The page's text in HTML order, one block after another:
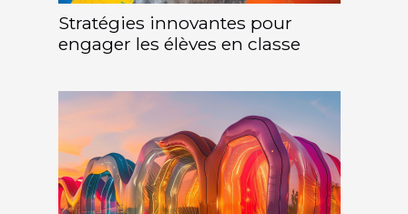
Stratégies innovantes pour
engager les élèves en classe